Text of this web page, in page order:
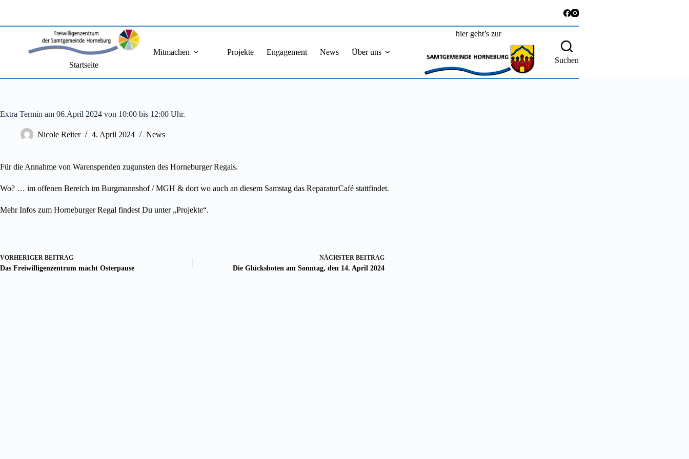
Startseite
Mitmachen Projekte Engagement News Über uns
hier geht’s zur
Suchen
Extra Termin am 06.April 2024 von 10:00 bis 12:00 Uhr.
Nicole Reiter 4. April 2024 News
Für die Annahme von Warenspenden zugunsten des Horneburger Regals.
Wo? … im offenen Bereich im Burgmannshof / MGH & dort wo auch an diesem Samstag das ReparaturCafé stattfindet.
Mehr Infos zum Horneburger Regal findest Du unter „Projekte“.
VORHERIGER BEITRAG
Das Freiwilligenzentrum macht Osterpause
NÄCHSTER BEITRAG
Die Glücksboten am Sonntag, den 14. April 2024